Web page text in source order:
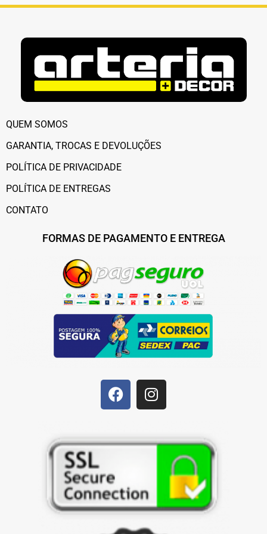
QUEM SOMOS
GARANTIA, TROCAS E DEVOLUÇÕES
POLÍTICA DE PRIVACIDADE
POLÍTICA DE ENTREGAS
CONTATO
FORMAS DE PAGAMENTO E ENTREGA